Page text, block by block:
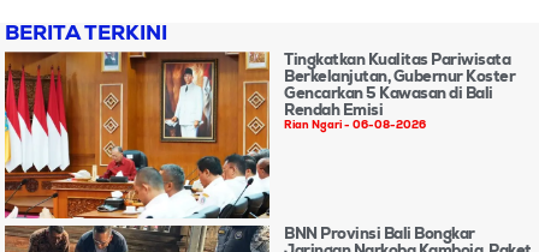
BERITA TERKINI
Tingkatkan Kualitas Pariwisata
Berkelanjutan, Gubernur Koster
Gencarkan 5 Kawasan di Bali
Rendah Emisi
Rian Ngari 06-08-2026
BNN Provinsi Bali Bongkar